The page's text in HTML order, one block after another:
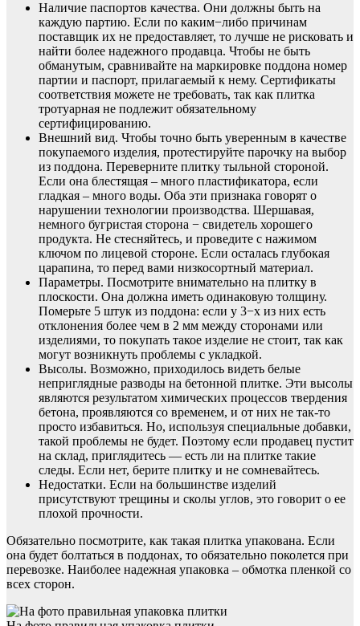
Наличие паспортов качества. Они должны быть на
каждую партию. Если по каким−либо причинам
поставщик их не предоставляет, то лучше не рисковать и
найти более надежного продавца. Чтобы не быть
обманутым, сравнивайте на маркировке поддона номер
партии и паспорт, прилагаемый к нему. Сертификаты
соответствия можете не требовать, так как плитка
тротуарная не подлежит обязательному
сертифицированию.
Внешний вид. Чтобы точно быть уверенным в качестве
покупаемого изделия, протестируйте парочку на выбор
из поддона. Переверните плитку тыльной стороной.
Если она блестящая – много пластификатора, если
гладкая – много воды. Оба эти признака говорят о
нарушении технологии производства. Шершавая,
немного бугристая сторона − свидетель хорошего
продукта. Не стесняйтесь, и проведите с нажимом
ключом по лицевой стороне. Если осталась глубокая
царапина, то перед вами низкосортный материал.
Параметры. Посмотрите внимательно на плитку в
плоскости. Она должна иметь одинаковую толщину.
Померьте 5 штук из поддона: если у 3−х из них есть
отклонения более чем в 2 мм между сторонами или
изделиями, то покупать такое изделие не стоит, так как
могут возникнуть проблемы с укладкой.
Высолы. Возможно, приходилось видеть белые
неприглядные разводы на бетонной плитке. Эти высолы
являются результатом химических процессов твердения
бетона, проявляются со временем, и от них не так-то
просто избавиться. Но, используя специальные добавки,
такой проблемы не будет. Поэтому если продавец пустит
на склад, приглядитесь — есть ли на плитке такие
следы. Если нет, берите плитку и не сомневайтесь.
Недостатки. Если на большинстве изделий
присутствуют трещины и сколы углов, это говорит о ее
плохой прочности.
Обязательно посмотрите, как такая плитка упакована. Если
она будет болтаться в поддонах, то обязательно поколется при
перевозке. Наиболее надежная упаковка – обмотка пленкой со
всех сторон.